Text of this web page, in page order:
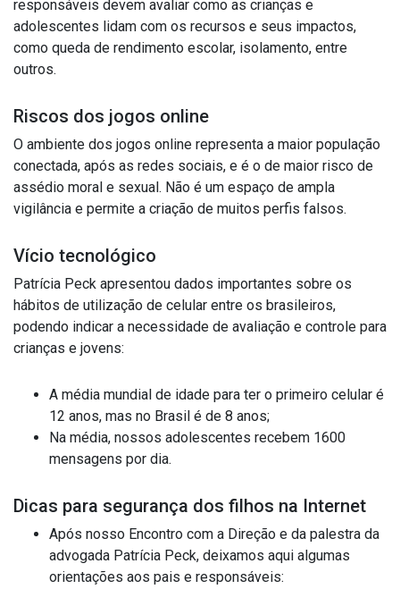
responsáveis devem avaliar como as crianças e
adolescentes lidam com os recursos e seus impactos,
como queda de rendimento escolar, isolamento, entre
outros.
Riscos dos jogos online
O ambiente dos jogos online representa a maior população
conectada, após as redes sociais, e é o de maior risco de
assédio moral e sexual. Não é um espaço de ampla
vigilância e permite a criação de muitos perfis falsos.
Vício tecnológico
Patrícia Peck apresentou dados importantes sobre os
hábitos de utilização de celular entre os brasileiros,
podendo indicar a necessidade de avaliação e controle para
crianças e jovens:
A média mundial de idade para ter o primeiro celular é
12 anos, mas no Brasil é de 8 anos;
Na média, nossos adolescentes recebem 1600
mensagens por dia.
Dicas para segurança dos filhos na Internet
Após nosso Encontro com a Direção e da palestra da
advogada Patrícia Peck, deixamos aqui algumas
orientações aos pais e responsáveis: